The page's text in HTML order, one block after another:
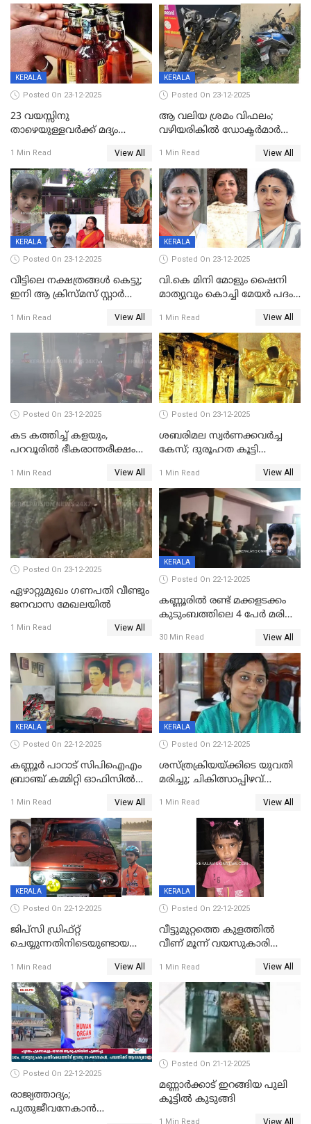
പിഴയും ശിക്ഷ
കമ്മിറ്റി കൂടിയില്ല';
അതൃപ്തിയുമായി ദീപ്തി മേരി
വർഗീസ്
KERALA
Posted On 23-12-2025
23 വയസ്സിനു
താഴെയുള്ളവർക്ക് മദ്യം
നടപടി;സ്ഥാപനങ്ങൾക്കെതിരെ
രണ്ട് കേസുകൾ
1 Min Read View All
KERALA
Posted On 23-12-2025
ആ വലിയ ശ്രമം വിഫലം;
വഴിയരികില്‍ ‌ഡോക്ടര്‍മാര്‍
മരണത്തിന് കീഴടങ്ങി
1 Min Read View All
KERALA
Posted On 23-12-2025
വീട്ടിലെ നക്ഷത്രങ്ങൾ കെട്ടു;
ഇനി ആ ക്രിസ്മസ് സ്റ്റാർ
വേണ്ടിയുള്ള
പിടിവലിക്കിടയിൽ
അപ്പൂപ്പനെതിരെ പോക്സോ
കേസ് ഒടുവിൽ 4 ജീവനുകൾ
പൊലിഞ്ഞു
1 Min Read View All
KERALA
Posted On 23-12-2025
വി.കെ മിനി മോളും ഷൈനി
മാത്യുവും കൊച്ചി മേയർ പദം
മേയറാകില്ല
1 Min Read View All
Posted On 23-12-2025
കട കത്തിച്ച് കളയും,
പറവൂരില്‍ ഭീകരാന്തരീക്ഷം
1 Min Read View All
Posted On 23-12-2025
ശബരിമല സ്വര്‍ണക്കവര്‍ച്ച
കേസ്; ദുരൂഹത കൂട്ടി
1 Min Read View All
Posted On 23-12-2025
ഏഴാറ്റുമുഖം ഗണപതി വീണ്ടും
ജനവാസ മേഖലയിൽ
1 Min Read View All
KERALA
Posted On 22-12-2025
കണ്ണൂരിൽ രണ്ട് മക്കളടക്കം
കുടുംബത്തിലെ 4 പേർ മരിച്ച
30 Min Read View All
KERALA
Posted On 22-12-2025
കണ്ണൂർ പാറാട് സിപിഐഎം
ബ്രാഞ്ച് കമ്മിറ്റി ഓഫിസിൽ
ചിത്രങ്ങളടക്കം കത്തിയ
നിലയിൽ
1 Min Read View All
KERALA
Posted On 22-12-2025
ശസ്ത്രക്രിയയ്‌ക്കിടെ യുവതി
മരിച്ചു; ചികിത്സാപ്പിഴവ്
സംഭവം മാവേലിക്കരയിൽ
1 Min Read View All
KERALA
Posted On 22-12-2025
ജിപ്സി ഡ്രിഫ്റ്റ്
ചെയ്യുന്നതിനിടെയുണ്ടായ
ദാരുണാന്ത്യം; ജീപ്സി
ഓടിച്ചയാൾ അറസ്റ്റിൽ.
1 Min Read View All
KERALA
Posted On 22-12-2025
വീട്ടുമുറ്റത്തെ കുളത്തിൽ
വീണ് മൂന്ന് വയസുകാരി
1 Min Read View All
Posted On 22-12-2025
രാജ്യത്താദ്യം;
പുതുജീവനേകാൻ
Posted On 21-12-2025
മണ്ണാർക്കാട് ഇറങ്ങിയ പുലി
കൂട്ടിൽ കുടുങ്ങി
1 Min Read View All